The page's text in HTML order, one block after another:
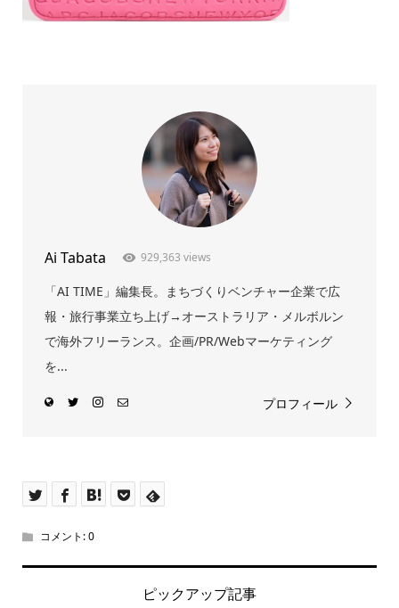
Ai Tabata 929,363 views
「AI TIME」編集長。まちづくりベンチャー企業で広
報・旅行事業立ち上げ→オーストラリア・メルボルン
で海外フリーランス。企画/PR/Webマーケティング
を...
プロフィール
コメント:0
ピックアップ記事